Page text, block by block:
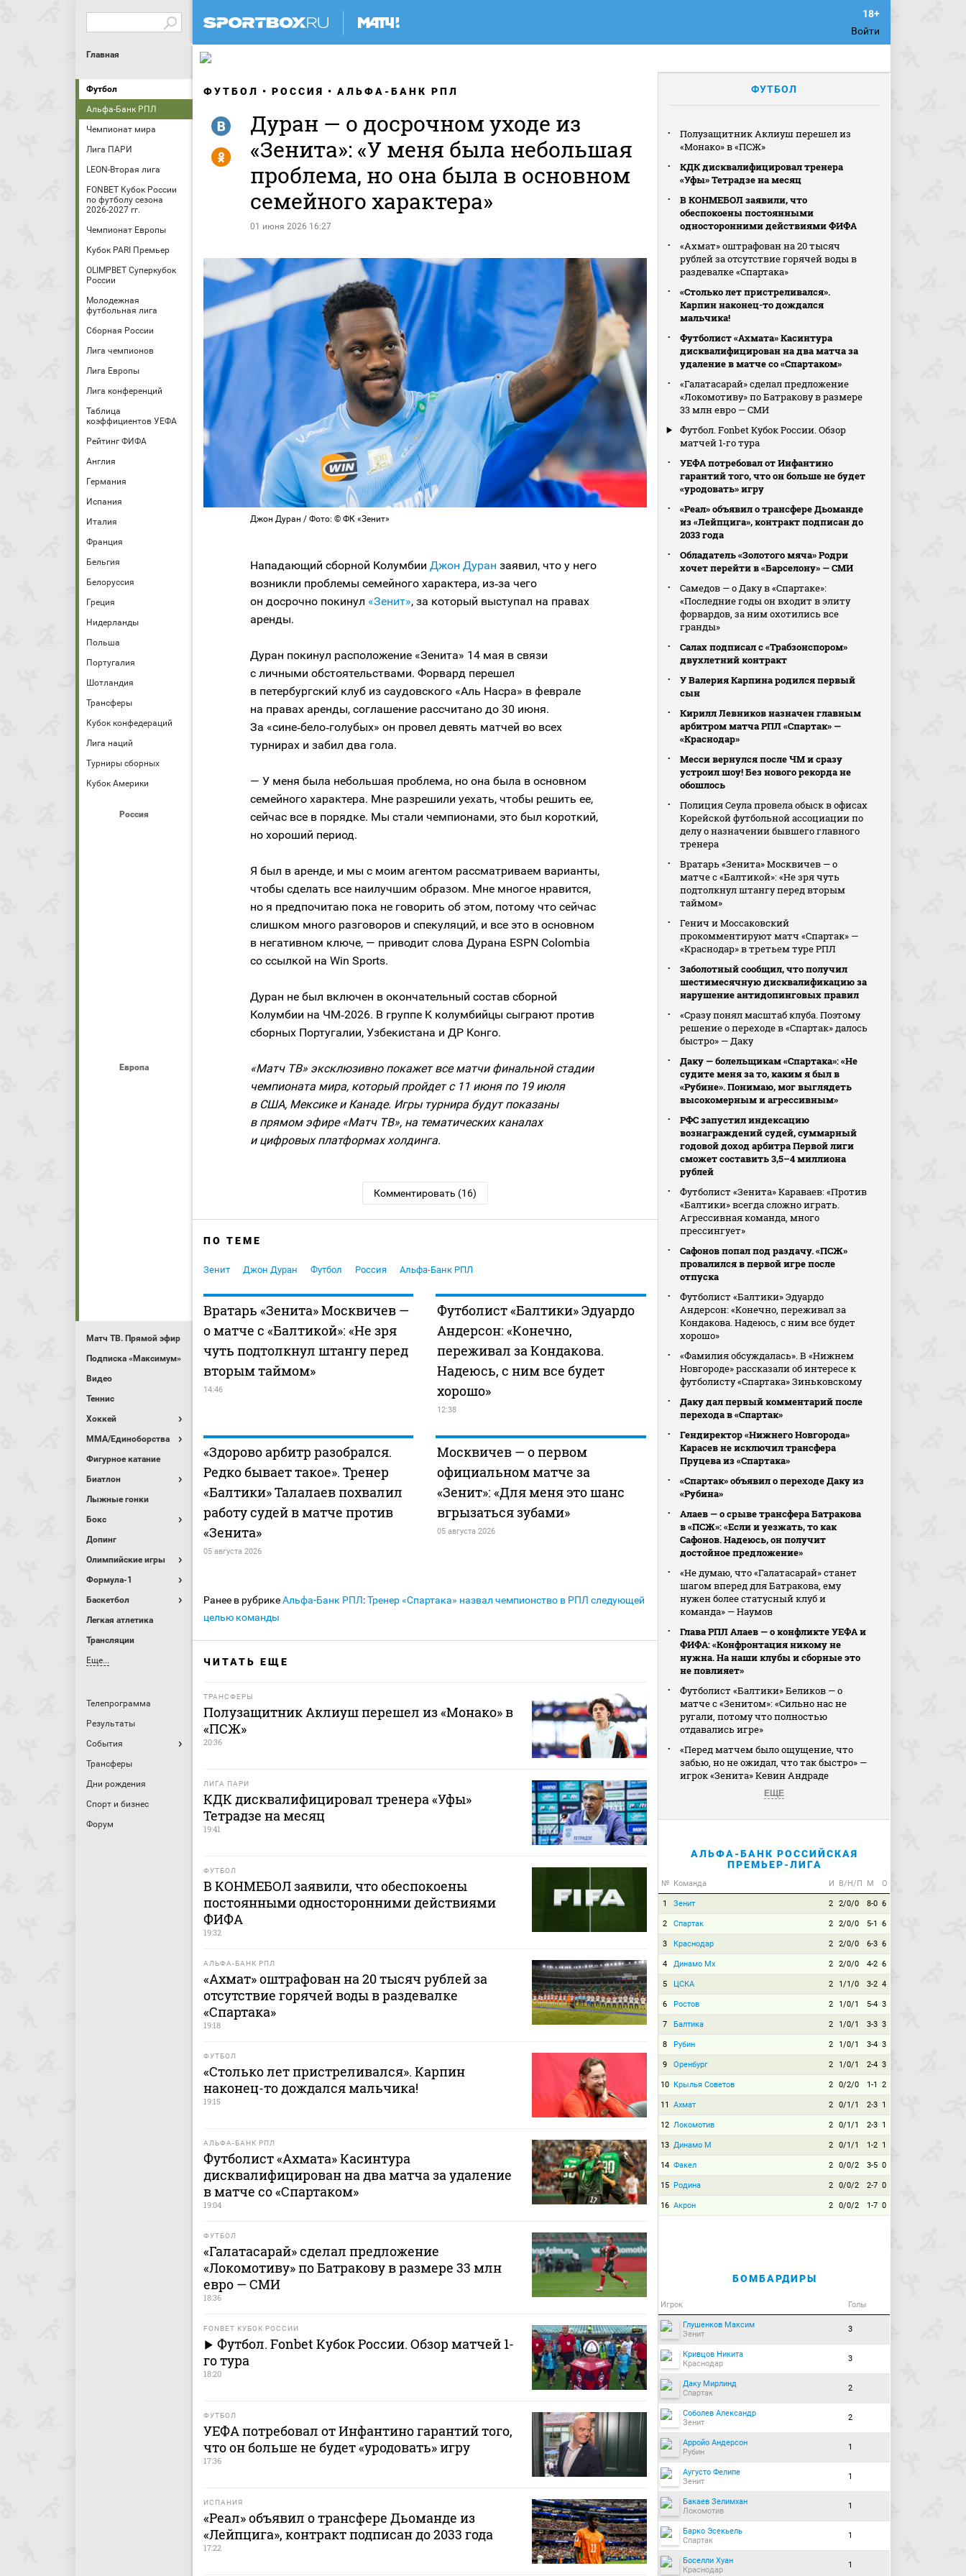
Войти
Главная
Футбол
Альфа-Банк РПЛ
Чемпионат мира
Лига ПАРИ
LEON-Вторая лига
FONBET Кубок России
по футболу сезона
2026-2027 гг.
Чемпионат Европы
Кубок PARI Премьер
OLIMPBET Суперкубок
России
Молодежная
футбольная лига
Сборная России
Лига чемпионов
Лига Европы
Лига конференций
Таблица
коэффициентов УЕФА
Рейтинг ФИФА
Англия
Германия
Испания
Италия
Франция
Бельгия
Белоруссия
Греция
Нидерланды
Польша
Португалия
Шотландия
Трансферы
Кубок конфедераций
Лига наций
Турниры сборных
Кубок Америки
Россия
Европа
Матч ТВ. Прямой эфир
Подписка «Максимум»
Видео
Теннис
Хоккей
MMA/Единоборства
Фигурное катание
Биатлон
Лыжные гонки
Бокс
Допинг
Олимпийские игры
Формула-1
Баскетбол
Легкая атлетика
Трансляции
Еще...
Телепрограмма
Результаты
События
Трансферы
Дни рождения
Спорт и бизнес
Форум
ФУТБОЛ РОССИЯ АЛЬФА-БАНК РПЛ
Дуран — о досрочном уходе из
«Зенита»: «У меня была небольшая
проблема, но она была в основном
семейного характера»
01 июня 2026 16:27
R
Y
Джон Дуран / Фото: © ФК «Зенит»
Нападающий сборной Колумбии Джон Дуран заявил, что у него
возникли проблемы семейного характера, из‑за чего
он досрочно покинул «Зенит», за который выступал на правах
аренды.
Дуран покинул расположение «Зенита» 14 мая в связи
с личными обстоятельствами. Форвард перешел
в петербургский клуб из саудовского «Аль Насра» в феврале
на правах аренды, соглашение рассчитано до 30 июня.
За «сине‑бело‑голубых» он провел девять матчей во всех
турнирах и забил два гола.
— У меня была небольшая проблема, но она была в основном
семейного характера. Мне разрешили уехать, чтобы решить ее,
сейчас все в порядке. Мы стали чемпионами, это был короткий,
но хороший период.
Я был в аренде, и мы с моим агентом рассматриваем варианты,
чтобы сделать все наилучшим образом. Мне многое нравится,
но я предпочитаю пока не говорить об этом, потому что сейчас
слишком много разговоров и спекуляций, и все это в основном
в негативном ключе, — приводит слова Дурана ESPN Colombia
со ссылкой на Win Sports.
Дуран не был включен в окончательный состав сборной
Колумбии на ЧМ‑2026. В группе K колумбийцы сыграют против
сборных Португалии, Узбекистана и ДР Конго.
«Матч ТВ» эксклюзивно покажет все матчи финальной стадии
чемпионата мира, который пройдет c 11 июня по 19 июля
в США, Мексике и Канаде. Игры турнира будут показаны
в прямом эфире «Матч ТВ», на тематических каналах
и цифровых платформах холдинга.
Комментировать (16)
ПО ТЕМЕ
Зенит Джон Дуран Футбол Россия Альфа-Банк РПЛ
Вратарь «Зенита» Москвичев —
о матче с «Балтикой»: «Не зря
чуть подтолкнул штангу перед
вторым таймом»
14:46
Футболист «Балтики» Эдуардо
Андерсон: «Конечно,
переживал за Кондакова.
Надеюсь, с ним все будет
хорошо»
12:38
«Здорово арбитр разобрался.
Редко бывает такое». Тренер
«Балтики» Талалаев похвалил
работу судей в матче против
«Зенита»
05 августа 2026
Москвичев — о первом
официальном матче за
«Зенит»: «Для меня это шанс
вгрызаться зубами»
05 августа 2026
Ранее в рубрикеАльфа-Банк РПЛ:Тренер «Спартака» назвал чемпионство в РПЛ следующей
целью команды
ЧИТАТЬ ЕЩЕ
ТРАНСФЕРЫ
Полузащитник Аклиуш перешел из «Монако» в
«ПСЖ»
20:36
ЛИГА ПАРИ
КДК дисквалифицировал тренера «Уфы»
Тетрадзе на месяц
19:41
ФУТБОЛ
В КОНМЕБОЛ заявили, что обеспокоены
постоянными односторонними действиями
ФИФА
19:32
АЛЬФА-БАНК РПЛ
«Ахмат» оштрафован на 20 тысяч рублей за
отсутствие горячей воды в раздевалке
«Спартака»
19:18
ФУТБОЛ
«Столько лет пристреливался». Карпин
наконец-то дождался мальчика!
19:15
АЛЬФА-БАНК РПЛ
Футболист «Ахмата» Касинтура
дисквалифицирован на два матча за удаление
в матче со «Спартаком»
19:04
ФУТБОЛ
«Галатасарай» сделал предложение
«Локомотиву» по Батракову в размере 33 млн
евро — СМИ
18:36
FONBET КУБОК РОССИИ
Футбол. Fonbet Кубок России. Обзор матчей 1-
го тура
18:20
ФУТБОЛ
УЕФА потребовал от Инфантино гарантий того,
что он больше не будет «уродовать» игру
17:36
ИСПАНИЯ
«Реал» объявил о трансфере Дьоманде из
«Лейпцига», контракт подписан до 2033 года
17:22
ФУТБОЛ
Полузащитник Аклиуш перешел из
«Монако» в «ПСЖ»
КДК дисквалифицировал тренера
«Уфы» Тетрадзе на месяц
В КОНМЕБОЛ заявили, что
обеспокоены постоянными
односторонними действиями ФИФА
«Ахмат» оштрафован на 20 тысяч
рублей за отсутствие горячей воды в
раздевалке «Спартака»
«Столько лет пристреливался».
Карпин наконец-то дождался
мальчика!
Футболист «Ахмата» Касинтура
дисквалифицирован на два матча за
удаление в матче со «Спартаком»
«Галатасарай» сделал предложение
«Локомотиву» по Батракову в размере
33 млн евро — СМИ
Футбол. Fonbet Кубок России. Обзор
матчей 1-го тура
УЕФА потребовал от Инфантино
гарантий того, что он больше не будет
«уродовать» игру
«Реал» объявил о трансфере Дьоманде
из «Лейпцига», контракт подписан до
2033 года
Обладатель «Золотого мяча» Родри
хочет перейти в «Барселону» — СМИ
Самедов — о Даку в «Спартаке»:
«Последние годы он входит в элиту
форвардов, за ним охотились все
гранды»
Салах подписал с «Трабзонспором»
двухлетний контракт
У Валерия Карпина родился первый
сын
Кирилл Левников назначен главным
арбитром матча РПЛ «Спартак» —
«Краснодар»
Месси вернулся после ЧМ и сразу
устроил шоу! Без нового рекорда не
обошлось
Полиция Сеула провела обыск в офисах
Корейской футбольной ассоциации по
делу о назначении бывшего главного
тренера
Вратарь «Зенита» Москвичев — о
матче с «Балтикой»: «Не зря чуть
подтолкнул штангу перед вторым
таймом»
Генич и Моссаковский
прокомментируют матч «Спартак» —
«Краснодар» в третьем туре РПЛ
Заболотный сообщил, что получил
шестимесячную дисквалификацию за
нарушение антидопинговых правил
«Сразу понял масштаб клуба. Поэтому
решение о переходе в «Спартак» далось
быстро» — Даку
Даку — болельщикам «Спартака»: «Не
судите меня за то, каким я был в
«Рубине». Понимаю, мог выглядеть
высокомерным и агрессивным»
РФС запустил индексацию
вознаграждений судей, суммарный
годовой доход арбитра Первой лиги
сможет составить 3,5–4 миллиона
рублей
Футболист «Зенита» Караваев: «Против
«Балтики» всегда сложно играть.
Агрессивная команда, много
прессингует»
Сафонов попал под раздачу. «ПСЖ»
провалился в первой игре после
отпуска
Футболист «Балтики» Эдуардо
Андерсон: «Конечно, переживал за
Кондакова. Надеюсь, с ним все будет
хорошо»
«Фамилия обсуждалась». В «Нижнем
Новгороде» рассказали об интересе к
футболисту «Спартака» Зиньковскому
Даку дал первый комментарий после
перехода в «Спартак»
Гендиректор «Нижнего Новгорода»
Карасев не исключил трансфера
Пруцева из «Спартака»
«Спартак» объявил о переходе Даку из
«Рубина»
Алаев — о срыве трансфера Батракова
в «ПСЖ»: «Если и уезжать, то как
Сафонов. Надеюсь, он получит
достойное предложение»
«Не думаю, что «Галатасарай» станет
шагом вперед для Батракова, ему
нужен более статусный клуб и
команда» — Наумов
Глава РПЛ Алаев — о конфликте УЕФА и
ФИФА: «Конфронтация никому не
нужна. На наши клубы и сборные это
не повлияет»
Футболист «Балтики» Беликов — о
матче с «Зенитом»: «Сильно нас не
ругали, потому что полностью
отдавались игре»
«Перед матчем было ощущение, что
забью, но не ожидал, что так быстро» —
игрок «Зенита» Кевин Андраде
ЕЩЕ
АЛЬФА-БАНК РОССИЙСКАЯ
ПРЕМЬЕР-ЛИГА
№ Команда И В/Н/П М О
1 Зенит 2 2/0/0 8-0 6
2 Спартак 2 2/0/0 5-1 6
3 Краснодар 2 2/0/0 6-3 6
4 Динамо Мх 2 2/0/0 4-2 6
5 ЦСКА 2 1/1/0 3-2 4
6 Ростов 2 1/0/1 5-4 3
7 Балтика 2 1/0/1 3-3 3
8 Рубин 2 1/0/1 3-4 3
9 Оренбург 2 1/0/1 2-4 3
10 Крылья Советов 2 0/2/0 1-1 2
11 Ахмат 2 0/1/1 2-3 1
12 Локомотив 2 0/1/1 2-3 1
13 Динамо М 2 0/1/1 1-2 1
14 Факел 2 0/0/2 3-5 0
15 Родина 2 0/0/2 2-7 0
16 Акрон 2 0/0/2 1-7 0
БОМБАРДИРЫ
Игрок Голы
Глушенков Максим
Зенит
3
Кривцов Никита
Краснодар
3
Даку Мирлинд
Спартак
2
Соболев Александр
Зенит
2
Арройо Андерсон
Рубин
1
Аугусто Фелипе
Зенит
1
Бакаев Зелимхан
Локомотив
1
Барко Эсекьель
Спартак
1
Боселли Хуан
Краснодар
1